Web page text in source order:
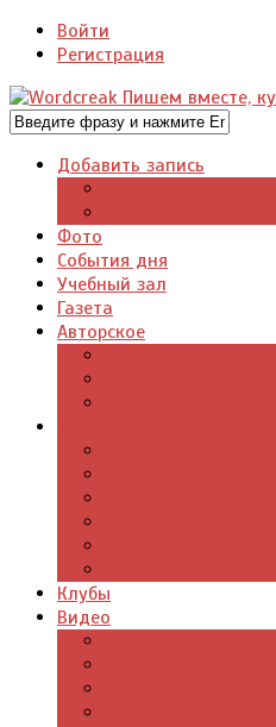
Войти
Регистрация
Добавить запись
Фото
События дня
Учебный зал
Газета
Авторское
Клубы
Видео